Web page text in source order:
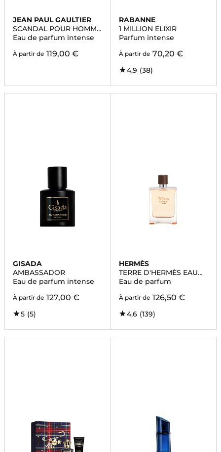
JEAN PAUL GAULTIER
SCANDAL POUR HOMME
INTENSE
Eau de parfum intense
À partir de 119,00 €
RABANNE
1 MILLION ELIXIR
Parfum intense
À partir de 70,20 €
4,9 (38)
GISADA
AMBASSADOR
Eau de parfum intense
À partir de 127,00 €
5 (5)
HERMÈS
TERRE D'HERMÈS EAU
INTENSE VÉTIVER
Eau de parfum
À partir de 126,50 €
4,6 (139)